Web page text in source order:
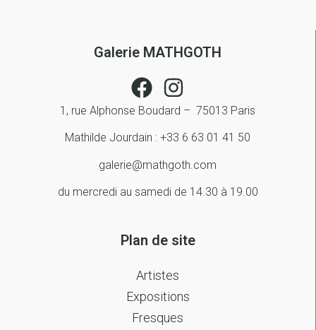
Galerie MATHGOTH
1, rue Alphonse Boudard – 75013 Paris
Mathilde Jourdain : +33 6 63 01 41 50
galerie@mathgoth.com
du mercredi au samedi de 14.30 à 19.00
Plan de site
Artistes
Expositions
Fresques